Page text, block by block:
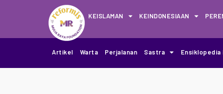
KEISLAMAN KEINDONESIAAN
Artikel Warta Perjalanan Sastra Ensiklopedia